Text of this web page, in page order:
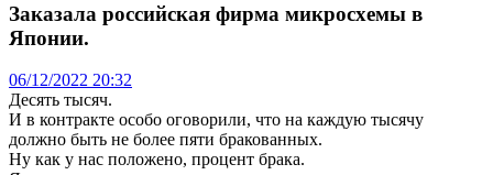
Заказала российская фирма микросхемы в
Японии.
06/12/2022 20:32
Десять тысяч.
И в контракте особо оговорили, что на каждую тысячу
должно быть не более пяти бракованных.
Ну как у нас положено, процент брака.